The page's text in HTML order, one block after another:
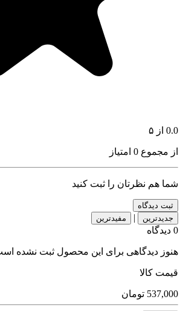
0.0 از ۵
از مجموع 0 امتیاز
شما هم نظرتان را ثبت کنید
ثبت دیدگاه
جدیدترین
| مفیدترین
0 دیدگاه
هنوز دیدگاهی برای این محصول ثبت نشده
قیمت کالا
537,000 تومان